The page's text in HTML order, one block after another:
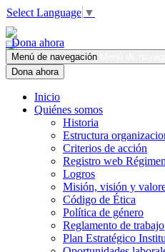
Select Language ▼
Dona ahora
Menú de navegación
Dona ahora
Inicio
Quiénes somos
Historia
Estructura
Criterios de acción
Registro web
Logros
Misión, visión y
Código de Ética
Política de género
Reglamento de trabajo
Plan Estratégico